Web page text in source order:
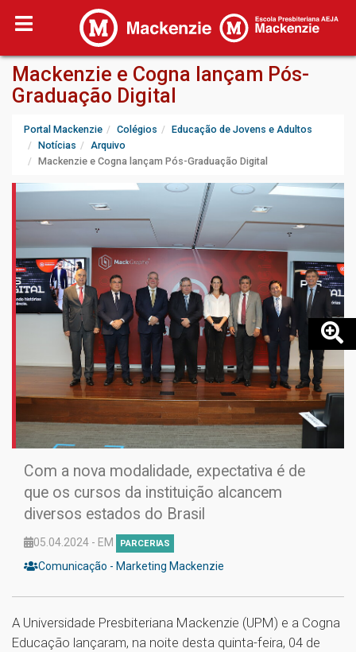
Mackenzie e Cogna lançam Pós-
Graduação Digital
Portal Mackenzie Colégios
Educação de Jovens e Adultos
Notícias
Arquivo
Mackenzie e Cogna lançam Pós-Graduação Digital
Com a nova modalidade, expectativa é de
que os cursos da instituição alcancem
diversos estados do Brasil
05.04.2024 - EM PARCERIAS
Comunicação - Marketing Mackenzie
A Universidade Presbiteriana Mackenzie (UPM) e a Cogna
Educação lançaram, na noite desta quinta-feira, 04 de